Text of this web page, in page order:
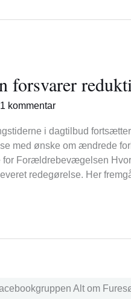
forsvarer
1 kommentar
i dagtilbud
med ønske om ændrede
for Forældrebevægelsen
redegørelse. Her
Alt om